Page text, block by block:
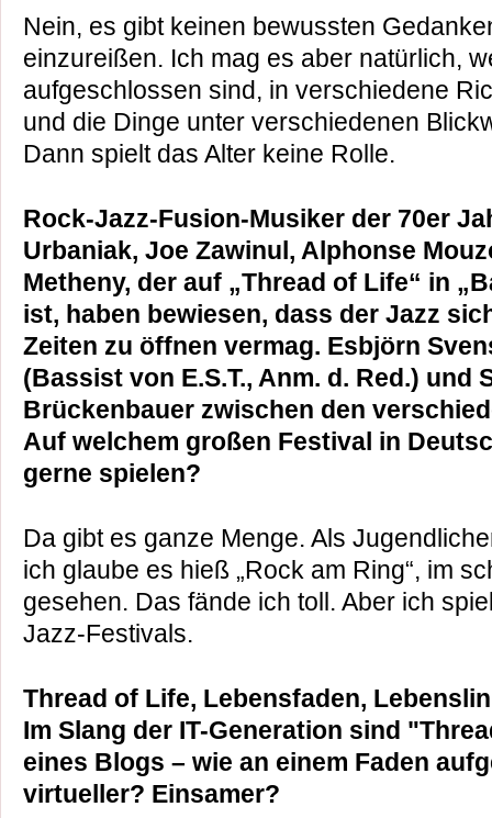
Nein, es gibt keinen bewussten
einzureißen. Ich mag es aber natürlich,
aufgeschlossen sind, in verschiedene
und die Dinge unter verschiedenen
Dann spielt das Alter keine Rolle.
Rock-Jazz-Fusion-Musiker der 70er
Urbaniak, Joe Zawinul, Alphonse
Metheny, der auf „Thread of Life“ in
ist, haben bewiesen, dass der Jazz
Zeiten zu öffnen vermag. Esbjörn
(Bassist von E.S.T., Anm. d. Red.) und
Brückenbauer zwischen den
Auf welchem großen Festival in
gerne spielen?
Da gibt es ganze Menge. Als
ich glaube es hieß „Rock am Ring“, im
gesehen. Das fände ich toll. Aber ich
Jazz-Festivals.
Thread of Life, Lebensfaden,
Im Slang der IT-Generation sind
eines Blogs – wie an einem Faden
virtueller? Einsamer?